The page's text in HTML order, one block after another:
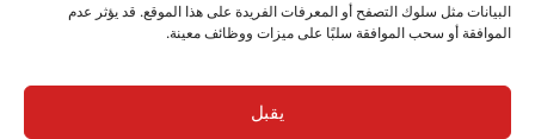
البيانات مثل سلوك التصفح أو المعرفات الفريدة على هذا الموقع. قد يؤثر عدم
الموافقة أو سحب الموافقة سلبًا على ميزات ووظائف معينة.
يقبل
سياسة الخصوصية